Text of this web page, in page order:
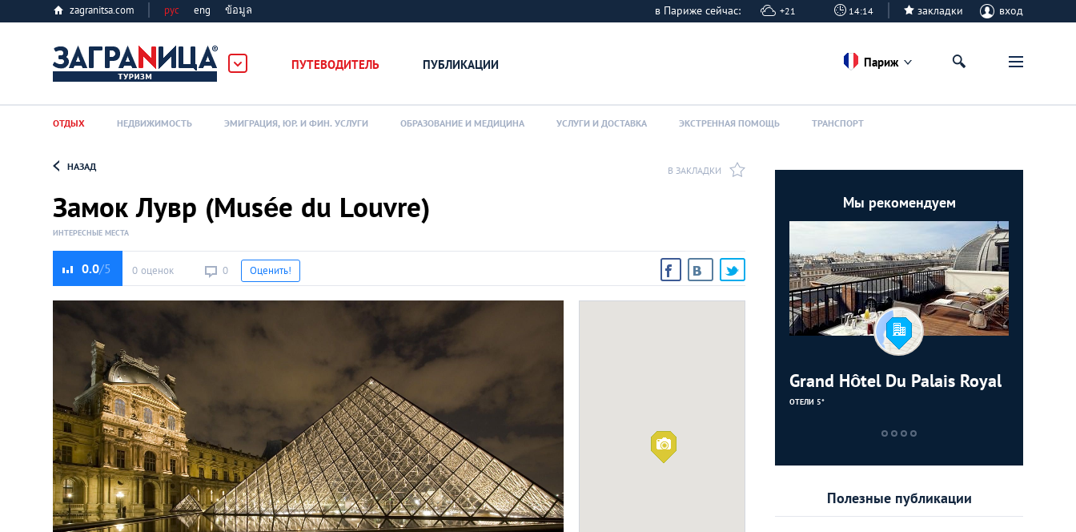
zagranitsa.com рус eng ข้อมูล в Париже сейчас: +21 14:14 закладки вход
ПУТЕВОДИТЕЛЬ ПУБЛИКАЦИИ
Астана
Афины
Киев
Лондон
Loading...
Париж
ОТДЫХ НЕДВИЖИМОСТЬ ЭМИГРАЦИЯ, ЮР. И ФИН. УСЛУГИ ОБРАЗОВАНИЕ И МЕДИЦИНА УСЛУГИ И ДОСТАВКА ЭКСТРЕННАЯ ПОМОЩЬ ТРАНСПОРТ
НАЗАД В ЗАКЛАДКИ
Замок Лувр (Musée du Louvre)
ИНТЕРЕСНЫЕ МЕСТА
0.0 0 оценок 0 Оценить!
Мы рекомендуем
Grand Hôtel Du Palais Royal
ОТЕЛИ 5*
Полезные публикации